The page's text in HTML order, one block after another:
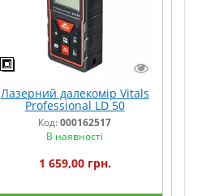
Лазерний далекомір Vitals
Professional LD 50
Код:000162517
В наявності
1 659,00 грн.